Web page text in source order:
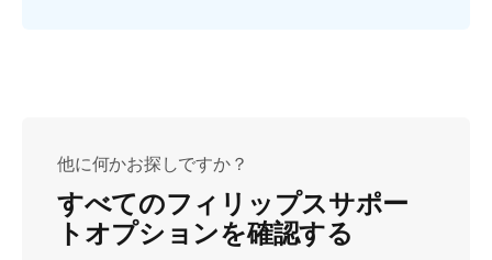
他に何かお探しですか？
すべてのフィリップスサポー
トオプションを確認する